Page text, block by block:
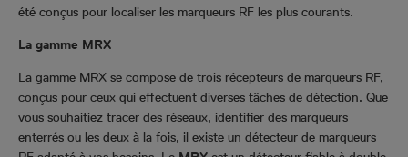
été conçus pour localiser les marqueurs RF les plus courants.
La gamme MRX
La gamme MRX se compose de trois récepteurs de marqueurs RF,
conçus pour ceux qui effectuent diverses tâches de détection. Que
vous souhaitiez tracer des réseaux, identifier des marqueurs
enterrés ou les deux à la fois, il existe un détecteur de marqueurs